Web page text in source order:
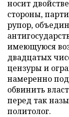
носит
стороны,
рупор,
имеющуюся
двадцатых
цензуры и
намеренно
обвинить
перед так
политолог.